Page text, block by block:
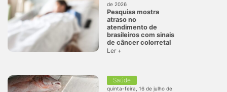
de 2026
Pesquisa mostra
atraso no
atendimento de
brasileiros com sinais
de câncer colorretal
Ler +
Saúde
quinta-feira, 16 de julho de